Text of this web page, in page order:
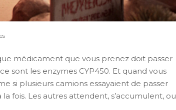
médicament que vous prenez doit passer
sont les enzymes CYP450. Et quand vous
si plusieurs camions essayaient de passer
fois. Les autres attendent, s’accumulent, ou